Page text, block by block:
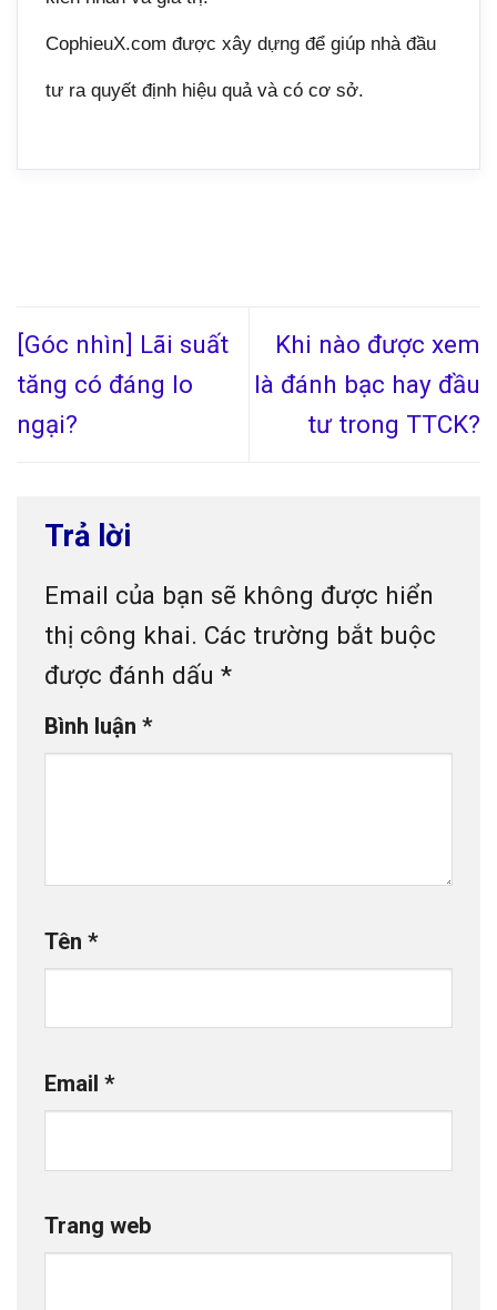
CophieuX.com được xây dựng để giúp nhà đầu
tư ra quyết định hiệu quả và có cơ sở.
[Góc nhìn] Lãi suất
tăng có đáng lo
ngại?
Khi nào được xem
là đánh bạc hay đầu
tư trong TTCK?
Trả lời
Email của bạn sẽ không được hiển
thị công khai. Các trường bắt buộc
được đánh dấu *
Bình luận *
Tên *
Email *
Trang web